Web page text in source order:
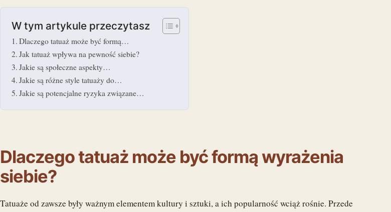
W tym artykule przeczytasz
Dlaczego tatuaż może być formą…
Jak tatuaż wpływa na pewność siebie?
Jakie są społeczne aspekty…
Jakie są różne style tatuaży do…
Jakie są potencjalne ryzyka związane…
Dlaczego tatuaż może być formą wyrażenia
siebie?
Tatuaże od zawsze były ważnym elementem kultury i sztuki, a ich popularność wciąż rośnie. Przede